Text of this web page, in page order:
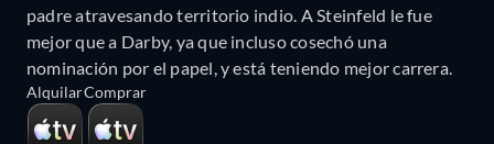
padre atravesando territorio indio. A Steinfeld le fue
mejor que a Darby, ya que incluso cosechó una
nominación por el papel, y está teniendo mejor carrera.
AlquilarComprar